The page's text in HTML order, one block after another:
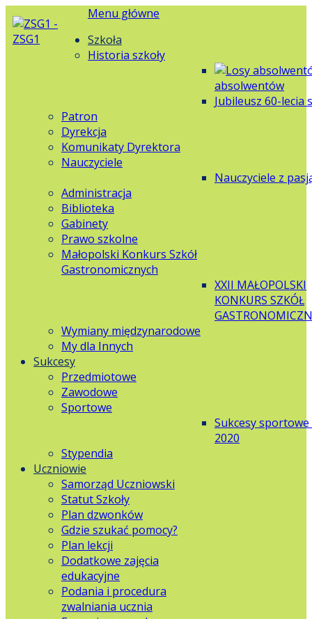
Menu główne
Szkoła
Historia szkoły
absolwentów
Jubileusz 60-lecia
Patron
Dyrekcja
Komunikaty Dyrektora
Nauczyciele
Nauczyciele z
Administracja
Biblioteka
Gabinety
Prawo szkolne
Małopolski Konkurs Szkół
Gastronomicznych
XXII MAŁOPOLSKI
KONKURS SZKÓŁ
Wymiany międzynarodowe
My dla Innych
Sukcesy
Przedmiotowe
Zawodowe
Sportowe
Sukcesy sportowe
2020
Stypendia
Uczniowie
Samorząd Uczniowski
Statut Szkoły
Plan dzwonków
Gdzie szukać pomocy?
Plan lekcji
Dodatkowe zajęcia
edukacyjne
Podania i procedura
zwalniania ucznia